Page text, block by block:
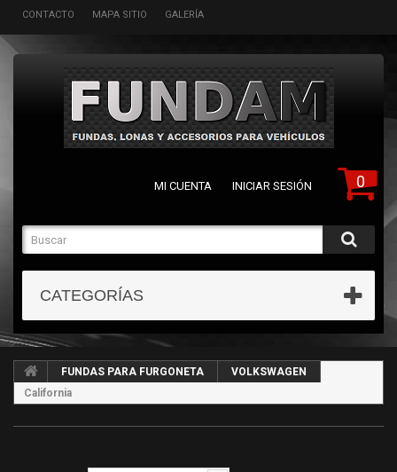
CONTACTO MAPA SITIO GALERÍA
0
MI CUENTA INICIAR SESIÓN
CATEGORÍAS
FUNDAS PARA FURGONETA
VOLKSWAGEN
California